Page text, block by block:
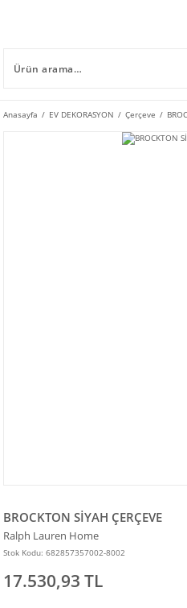
Anasayfa EV DEKORASYON Çerçeve
BROCKTON SİYAH ÇERÇEVE
Ralph Lauren Home
Stok Kodu: 682857357002-8002
17.530,93 TL